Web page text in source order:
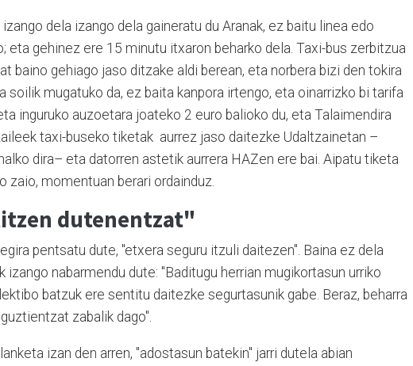
dela izango dela gaineratu du Aranak, ez baitu linea edo
eta gehinez ere 15 minutu itxaron beharko dela. Taxi-bus zerbitzua
baino gehiago jaso ditzake aldi berean, eta norbera bizi den tokira
soilik mugatuko da, ez baita kanpora irtengo, eta oinarrizko bi tarifa
inguruko auzoetara joateko 2 euro balioko du, eta Talaimendira
taxi-buseko tiketak aurrez jaso daitezke Udaltzainetan –
dira– eta datorren astetik aurrera HAZen ere bai. Aipatu tiketa
zaio, momentuan berari ordainduz.
dutenentzat"
pentsatu dute, "etxera seguru itzuli daitezen". Baina ez dela
izango nabarmendu dute: "Baditugu herrian mugikortasun urriko
batzuk ere sentitu daitezke segurtasunik gabe. Beraz, beharra
zabalik dago".
izan den arren, "adostasun batekin" jarri dutela abian